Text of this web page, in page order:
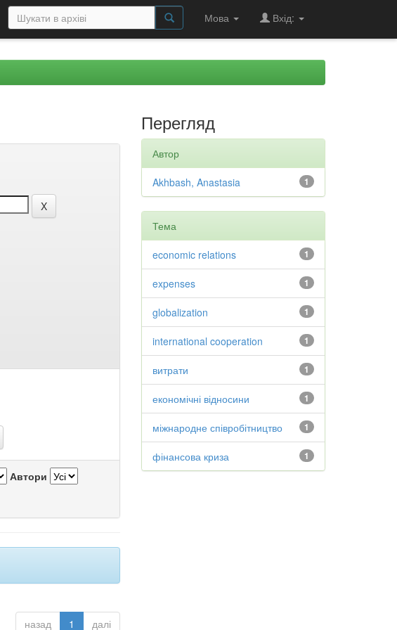
Мова Вхід:
Автори
назад 1 далі
Перегляд
Автор
1
Akhbash, Anastasia
Тема
1
economic relations
1
expenses
1
globalization
1
international cooperation
1
витрати
1
економічні відносини
1
міжнародне співробітництво
1
фінансова криза